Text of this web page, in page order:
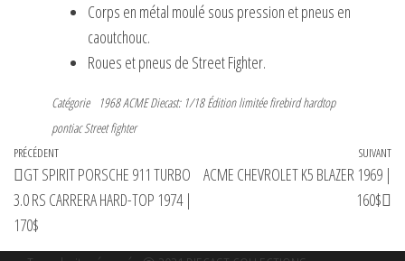
Corps en métal moulé sous pression et pneus en
caoutchouc.
Roues et pneus de Street Fighter.
Catégorie 1968ACME Diecast: 1/18 Édition limitée firebird hardtop
pontiacStreet fighter
Navigation
de
l’article
Article
précédent
PRÉCÉDENT
GT SPIRIT PORSCHE 911 TURBO
3.0 RS CARRERA HARD-TOP 1974 |
170$
SUIVANT
ACME CHEVROLET K5 BLAZER 1969 |
160$